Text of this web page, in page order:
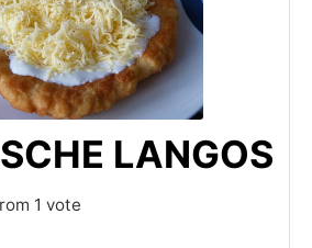
LANGOS
1 vote